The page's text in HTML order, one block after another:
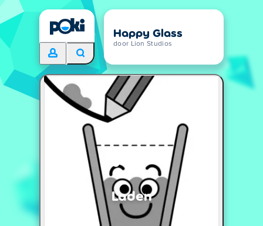
Happy Glass
door Lion Studios
Laden